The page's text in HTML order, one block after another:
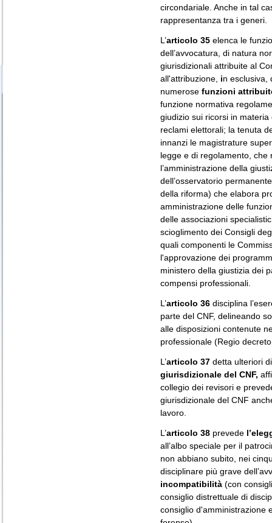
circondariale. Anche in tal
rappresentanza tra i generi.
L’articolo 35 elenca le
dell’avvocatura, di natura
giurisdizionali attribuite al
all'attribuzione, in esclusiva,
numerose funzioni
funzione normativa
giudizio sui ricorsi in
reclami elettorali; la tenuta
innanzi le magistrature
legge e di regolamento,
l’amministrazione della
dell’osservatorio
della riforma) che elabora
amministrazione delle
delle associazioni
scioglimento dei Consigli
quali componenti le
l'approvazione dei
ministero della giustizia dei
compensi professionali.
L’articolo 36 disciplina
parte del CNF, delineando
alle disposizioni contenute
professionale (Regio
L’articolo 37 detta ulteriori
giurisdizionale del CNF,
collegio dei revisori e
giurisdizionale del CNF
lavoro.
L’articolo 38 prevede
all’albo speciale per il
non abbiano subito, nei
disciplinare più grave
incompatibilità (con
consiglio distrettuale di
consiglio d'amministrazione